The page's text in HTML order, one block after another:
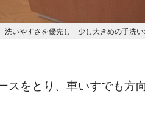
洗いやすさを優先し 少し大きめの手洗
スをとり、車いすでも方